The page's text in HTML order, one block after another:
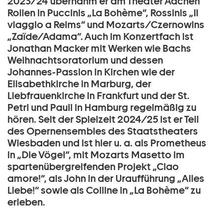
Rollen in Puccinis „La Bohème“, Rossinis „Il
viaggio a Reims“ und Mozarts/Czernowins
„Zaïde/Adama“. Auch im Konzertfach ist
Jonathan Macker mit Werken wie Bachs
Weihnachtsoratorium und dessen
Johannes-Passion in Kirchen wie der
Elisabethkirche in Marburg, der
Liebfrauenkirche in Frankfurt und der St.
Petri und Pauli in Hamburg regelmäßig zu
hören. Seit der Spielzeit 2024/25 ist er Teil
des Opernensembles des Staatstheaters
Wiesbaden und ist hier u. a. als Prometheus
in „Die Vögel“, mit Mozarts Masetto im
spartenübergreifenden Projekt „Ciao
amore!“, als John in der Uraufführung „Alles
Liebe!“ sowie als Colline in „La Bohème“ zu
erleben.